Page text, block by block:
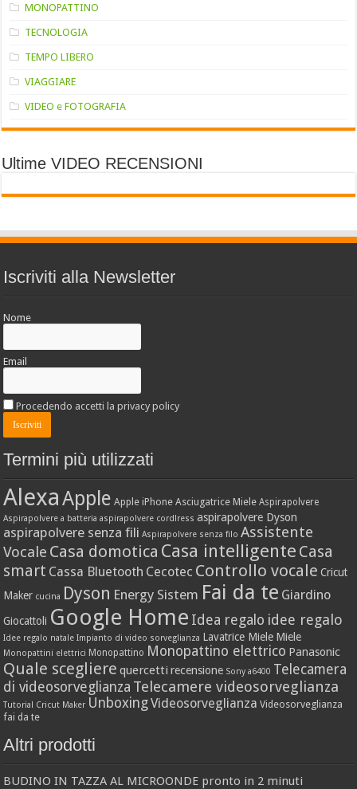
MONOPATTINO
TECNOLOGIA
TEMPO LIBERO
VIAGGIARE
VIDEO e FOTOGRAFIA
Ultime VIDEO RECENSIONI
Iscriviti alla Newsletter
Nome
Email
Procedendo accetti la privacy policy
Termini più utilizzati
AlexaApple Apple iPhone Asciugatrice Miele Aspirapolvere
Aspirapolvere a batteria aspirapolvere cordlress aspirapolvere Dyson
aspirapolvere senza fili Aspirapolvere senza filo Assistente
Vocale Casa domotica Casa intelligente Casa
smart Cassa Bluetooth Cecotec Controllo vocale Cricut
Maker cucina Dyson Energy Sistem Fai da te Giardino
Giocattoli Google Home Idea regalo idee regalo
Idee regalo natale Impianto di video sorveglianza Lavatrice Miele Miele
Monopattini elettrici Monopattino Monopattino elettrico Panasonic
Quale scegliere quercetti recensione Sony a6400 Telecamera
di videosorveglianza Telecamere videosorveglianza
Tutorial Cricut Maker UnboxingVideosorveglianza Videosorveglianza
fai da te
Altri prodotti
BUDINO IN TAZZA AL MICROONDE pronto in 2 minuti